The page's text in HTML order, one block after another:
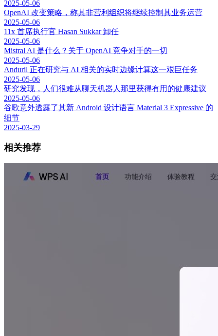
2025-05-06
OpenAI 改变策略，称其非营利组织将继续控制其业务运营
2025-05-06
11x 首席执行官 Hasan Sukkar 卸任
2025-05-06
Mistral AI 是什么？关于 OpenAI 竞争对手的一切
2025-05-06
Anduril 正在研究与 AI 相关的实时边缘计算这一艰巨任务
2025-05-06
研究发现，人们很难从聊天机器人那里获得有用的健康建议
2025-05-06
谷歌意外透露了其新 Android 设计语言 Material 3 Expressive 的
细节
2025-03-29
相关推荐